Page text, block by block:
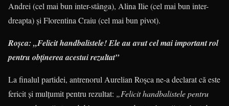
Andrei (cel mai bun inter-stânga), Alina Ilie (cel mai bun inter-
dreapta) şi Florentina Craiu (cel mai bun pivot).
Roşca: „Felicit handbalistele! Ele au avut cel mai important rol
pentru obţinerea acestui rezultat”
La finalul partidei, antrenorul Aurelian Roşca ne-a declarat că este
fericit şi mulţumit pentru rezultat: „Felicit handbalistele pentru